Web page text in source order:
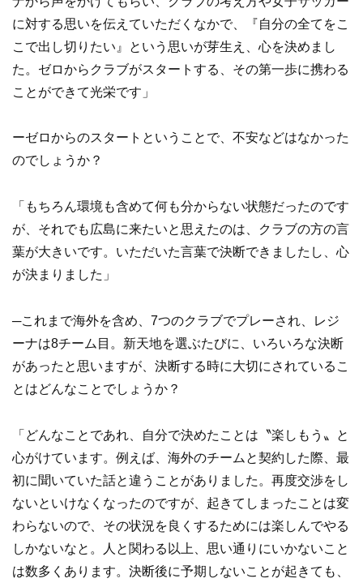
に対する思いを伝えていただくなかで、『自分の全てをこ
こで出し切りたい』という思いが芽生え、心を決めまし
た。ゼロからクラブがスタートする、その第一歩に携わる
ことができて光栄です」
ーゼロからのスタートということで、不安などはなかった
のでしょうか？
「もちろん環境も含めて何も分からない状態だったのです
が、それでも広島に来たいと思えたのは、クラブの方の言
葉が大きいです。いただいた言葉で決断できましたし、心
が決まりました」
─これまで海外を含め、7つのクラブでプレーされ、レジ
ーナは8チーム目。新天地を選ぶたびに、いろいろな決断
があったと思いますが、決断する時に大切にされているこ
とはどんなことでしょうか？
「どんなことであれ、自分で決めたことは〝楽しもう〟と
心がけています。例えば、海外のチームと契約した際、最
初に聞いていた話と違うことがありました。再度交渉をし
ないといけなくなったのですが、起きてしまったことは変
わらないので、その状況を良くするためには楽しんでやる
しかないなと。人と関わる以上、思い通りにいかないこと
は数多くあります。決断後に予期しないことが起きても、